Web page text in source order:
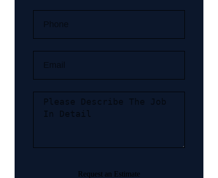
Request an Estimate